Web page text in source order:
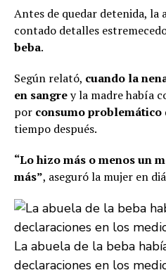
Antes de quedar detenida, la
contado detalles
beba.
Según relató, cuando la
en sangrey la madre había
por consumo problemático
tiempo después.
“Lo hizo más o menos un
más”, aseguró la mujer en
La abuela de la beba
declaraciones en los